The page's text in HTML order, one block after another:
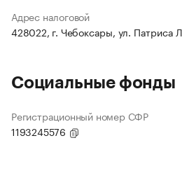
Адрес налоговой
428022, г. Чебоксары, ул. Патриса
Социальные фонды
Регистрационный номер СФР
1193245576